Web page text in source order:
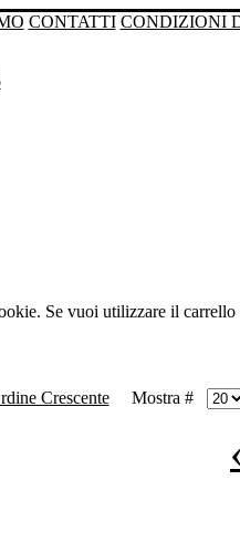
CONTATTI CONDIZIONI
Se vuoi utilizzare il
Mostra #